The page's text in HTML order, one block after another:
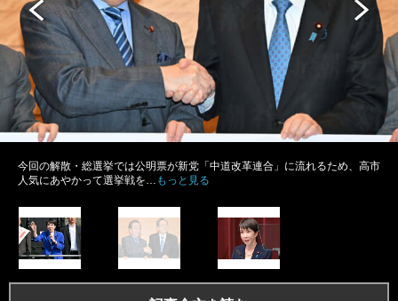
今回の解散・総選挙では公明票が新党「中道改革連合」に流れるため、高市
人気にあやかって選挙戦を…
もっと見る